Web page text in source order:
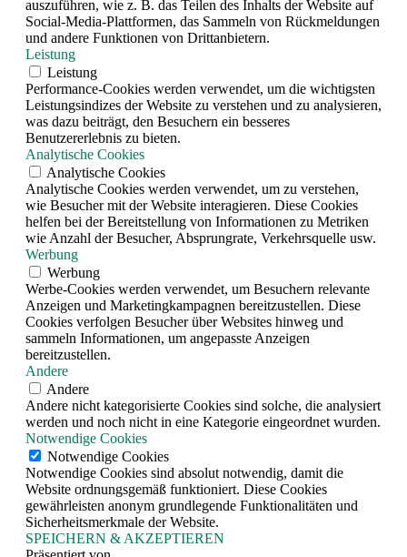
auszuführen, wie z. B. das Teilen des Inhalts der Website auf
Social-Media-Plattformen, das Sammeln von Rückmeldungen
und andere Funktionen von Drittanbietern.
Leistung
Leistung
Performance-Cookies werden verwendet, um die wichtigsten
Leistungsindizes der Website zu verstehen und zu analysieren,
was dazu beiträgt, den Besuchern ein besseres
Benutzererlebnis zu bieten.
Analytische Cookies
Analytische Cookies
Analytische Cookies werden verwendet, um zu verstehen,
wie Besucher mit der Website interagieren. Diese Cookies
helfen bei der Bereitstellung von Informationen zu Metriken
wie Anzahl der Besucher, Absprungrate, Verkehrsquelle usw.
Werbung
Werbung
Werbe-Cookies werden verwendet, um Besuchern relevante
Anzeigen und Marketingkampagnen bereitzustellen. Diese
Cookies verfolgen Besucher über Websites hinweg und
sammeln Informationen, um angepasste Anzeigen
bereitzustellen.
Andere
Andere
Andere nicht kategorisierte Cookies sind solche, die analysiert
werden und noch nicht in eine Kategorie eingeordnet wurden.
Notwendige Cookies
Notwendige Cookies
Notwendige Cookies sind absolut notwendig, damit die
Website ordnungsgemäß funktioniert. Diese Cookies
gewährleisten anonym grundlegende Funktionalitäten und
Sicherheitsmerkmale der Website.
SPEICHERN & AKZEPTIEREN